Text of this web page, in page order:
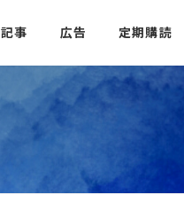
記事 広告 定期購読